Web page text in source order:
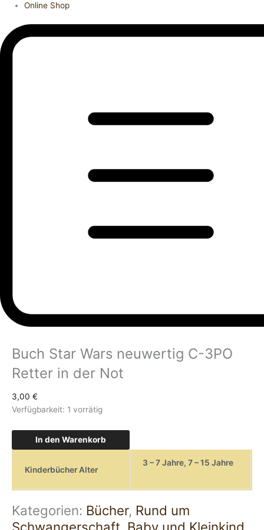
Online Shop
Buch Star Wars neuwertig C-3PO
Retter in der Not
3,00 €
Verfügbarkeit: 1 vorrätig
In den Warenkorb
Kinderbücher Alter
3 – 7 Jahre, 7 – 15 Jahre
Kategorien: Bücher, Rund um